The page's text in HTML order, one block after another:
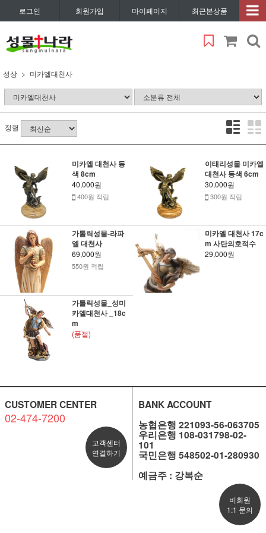
로그인 회원가입 마이페이지 최근본상품
성상 미카엘대천사
정렬
미카엘 대천사 동
색 8cm
40,000원
400원 적립
이태리성물 미카엘
대천사 동색 6cm
30,000원
300원 적립
가톨릭성물-라파
엘 대천사
69,000원
550원 적립
미카엘 대천사 17c
m 사탄의호적수
29,000원
가톨릭성물_성미
카엘대천사 _18c
m
(품절)
CUSTOMER CENTER
02-474-7200
고객센터
연결하기
BANK ACCOUNT
농협은행 221093-56-063705
우리은행 108-031798-02-
101
국민은행 548502-01-280930
예금주 : 강복순
비회원
1:1 문의